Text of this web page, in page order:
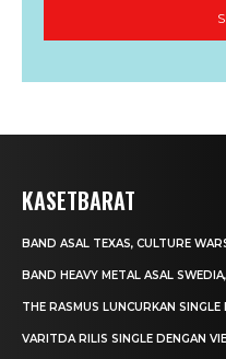
KASETBARAT
BAND ASAL TEXAS, CULTURE
BAND HEAVY METAL ASAL
THE RASMUS LUNCURKAN
VARITDA RILIS SINGLE DENGAN